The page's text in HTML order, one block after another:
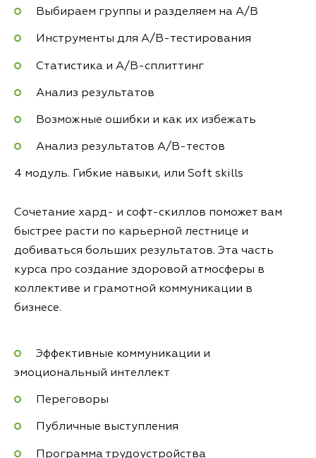
Выбираем группы и разделяем на A/B
Инструменты для А/B-тестирования
Статистика и А/B-сплиттинг
Анализ результатов
Возможные ошибки и как их избежать
Анализ результатов А/B-тестов
4 модуль. Гибкие навыки, или Soft skills
Сочетание хард- и софт-скиллов поможет вам
быстрее расти по карьерной лестнице и
добиваться больших результатов. Эта часть
курса про создание здоровой атмосферы в
коллективе и грамотной коммуникации в
бизнесе.
Эффективные коммуникации и
эмоциональный интеллект
Переговоры
Публичные выступления
Программа трудоустройства